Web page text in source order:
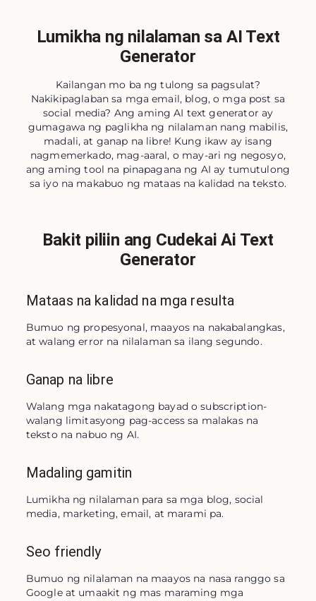
Lumikha ng nilalaman sa AI Text
Generator
Kailangan mo ba ng tulong sa pagsulat?
Nakikipaglaban sa mga email, blog, o mga post sa
social media? Ang aming AI text generator ay
gumagawa ng paglikha ng nilalaman nang mabilis,
madali, at ganap na libre! Kung ikaw ay isang
nagmemerkado, mag-aaral, o may-ari ng negosyo,
ang aming tool na pinapagana ng AI ay tumutulong
sa iyo na makabuo ng mataas na kalidad na teksto.
Bakit piliin ang Cudekai Ai Text
Generator
Mataas na kalidad na mga resulta
Bumuo ng propesyonal, maayos na nakabalangkas,
at walang error na nilalaman sa ilang segundo.
Ganap na libre
Walang mga nakatagong bayad o subscription-
walang limitasyong pag-access sa malakas na
teksto na nabuo ng AI.
Madaling gamitin
Lumikha ng nilalaman para sa mga blog, social
media, marketing, email, at marami pa.
Seo friendly
Bumuo ng nilalaman na maayos na nasa ranggo sa
Google at umaakit ng mas maraming mga